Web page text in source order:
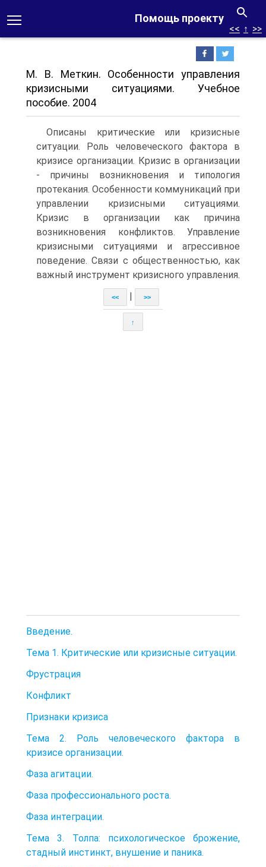
Помощь проекту
<< ↑ >>
М. В. Меткин. Особенности управления
кризисными ситуациями. Учебное
пособие. 2004
Описаны критические или кризисные
ситуации. Роль человеческого фактора в
кризисе организации. Кризис в организации
- причины возникновения и типология
протекания. Особенности коммуникаций при
управлении кризисными ситуациями.
Кризис в организации как причина
возникновения конфликтов. Управление
кризисными ситуациями и агрессивное
поведение. Связи с общественностью, как
важный инструмент кризисного управления.
<< >>
↑
Введение.
Тема 1. Критические или кризисные ситуации.
Фрустрация
Конфликт
Признаки кризиса
Тема 2. Роль человеческого фактора в
кризисе организации.
Фаза агитации.
Фаза профессионального роста.
Фаза интеграции.
Тема 3. Толпа: психологическое брожение,
стадный инстинкт, внушение и паника.